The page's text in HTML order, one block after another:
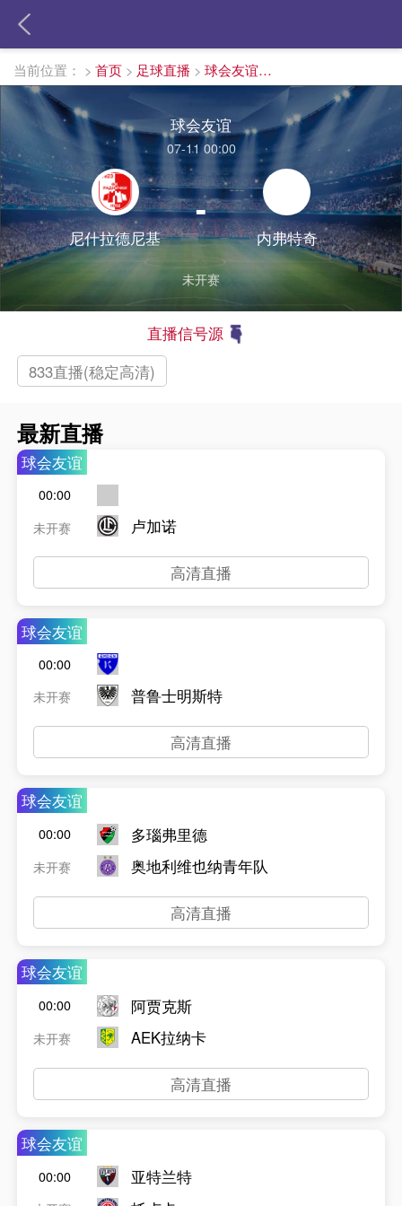
当前位置： > 首页 > 足球直播 > 球会友谊直播
球会友谊
07-11 00:00
尼什拉德尼基
-
内弗特奇
未开赛
直播信号源
833直播(稳定高清)
最新直播
球会友谊
00:00
未开赛
卢加诺
高清直播
球会友谊
00:00
未开赛
普鲁士明斯特
高清直播
球会友谊
00:00
未开赛
多瑙弗里德
奥地利维也纳青年队
高清直播
球会友谊
00:00
未开赛
阿贾克斯
AEK拉纳卡
高清直播
球会友谊
00:00
亚特兰特